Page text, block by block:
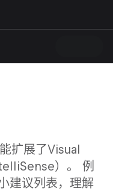
扩展了Visual
）。 例
建议列表，理解